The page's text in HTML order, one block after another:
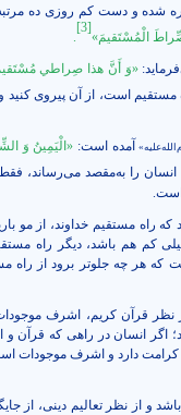
شده و دست کم روزی ده مرتبه
الْمُسْتَقيمَ»
[3]
.
«وَ أَنَّ هذا صِراطي‏
مستقیم است، از آن پیروی کنید
آمده است: «الْيَمِينُ‏ وَ
را به‌مقصد می‌رساند،
که راه مستقیم خداوند، از مو
کم هم باشد، دیگر راه
هر چه جلوتر برود از راه
نظر قرآن کریم، اشرف
انسان در راهی که قرآن و
کرامت دارد و اشرف موجودات
و از نظر تعالیم دینی، از